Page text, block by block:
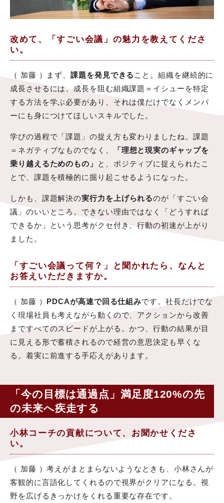
改めて、「すごい会議」の魅力を教えてくださ
い。
（ 加藤 ）まず、課題を発見できる こと。組織を継続的に
成長させるには、成長を阻む組織課題＝イシューを特定
する方法を学ぶ必要があり、それは僕だけでなくメンバ
ーにも身につけてほしいスキルでした。
学びの過程で「課題」の捉え方も変わりましたね。課題
＝ネガティブなものでなく、
「理想と現実のギャップを
乗り越えるためのもの」
と、ポジティブに捉えられたこ
とで、課題を積極的に掘り起こせるようになった。
しかも、課題解決の実行力を上げられるのが「すごい会
議」のいいところ。できない理由ではなく「どうすれば
できるか」という思考がクセ付き、行動の初速が上がり
ました。
「すごい会議って何？」と聞かれたら、なんと
お答えいただきますか。
（ 加藤 ） PDCAが高速で回る仕組みです。社長だけでな
く現場社員も考えながら動くので、アクションから改善
まですべてのスピードが上がる。かつ、行動の結果が目
に見える形で蓄積されるので経営の意思決定も早くな
る。着実に前進する手応えがあります。
「今の目標は通過点」満足度120%の先
の未来へ疾走する
小林コーチの貢献について、お聞かせくださ
い。
（ 加藤 ）考えがまとまらないようなときも、小林さんが
客観的に言語化してくれるので視界がクリアになる。視
野を広げるきっかけをくれる重要な存在です。